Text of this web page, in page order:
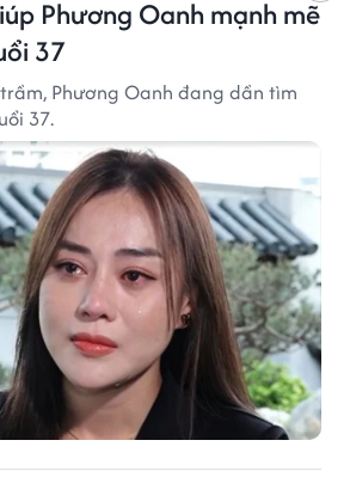
Phương Oanh mạnh mẽ
37
Phương Oanh đang dần tìm
37.